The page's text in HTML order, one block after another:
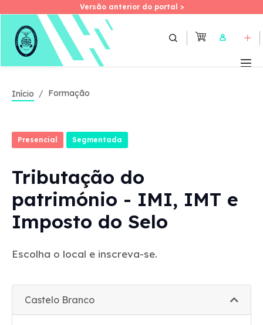
Skip
Versão anterior do portal >
Versão anterior do portal >
User
Início Formação
Presencial Segmentada
Tributação do
património - IMI, IMT e
Imposto do Selo
Escolha o local e inscreva-se.
Castelo Branco